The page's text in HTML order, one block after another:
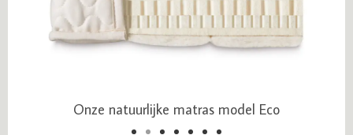
Onze natuurlijke matras model Eco
Onze natuurlijke matras model Eco